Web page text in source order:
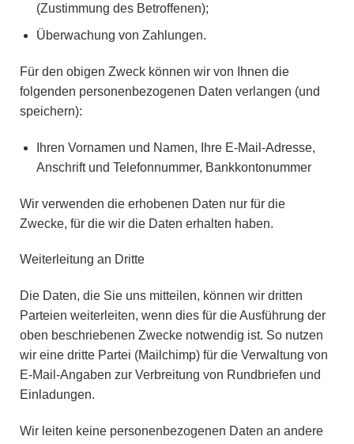
(Zustimmung des Betroffenen);
Überwachung von Zahlungen.
Für den obigen Zweck können wir von Ihnen die
folgenden personenbezogenen Daten verlangen (und
speichern):
Ihren Vornamen und Namen, Ihre E-Mail-Adresse,
Anschrift und Telefonnummer, Bankkontonummer
Wir verwenden die erhobenen Daten nur für die
Zwecke, für die wir die Daten erhalten haben.
Weiterleitung an Dritte
Die Daten, die Sie uns mitteilen, können wir dritten
Parteien weiterleiten, wenn dies für die Ausführung der
oben beschriebenen Zwecke notwendig ist. So nutzen
wir eine dritte Partei (Mailchimp) für die Verwaltung von
E-Mail-Angaben zur Verbreitung von Rundbriefen und
Einladungen.
Wir leiten keine personenbezogenen Daten an andere